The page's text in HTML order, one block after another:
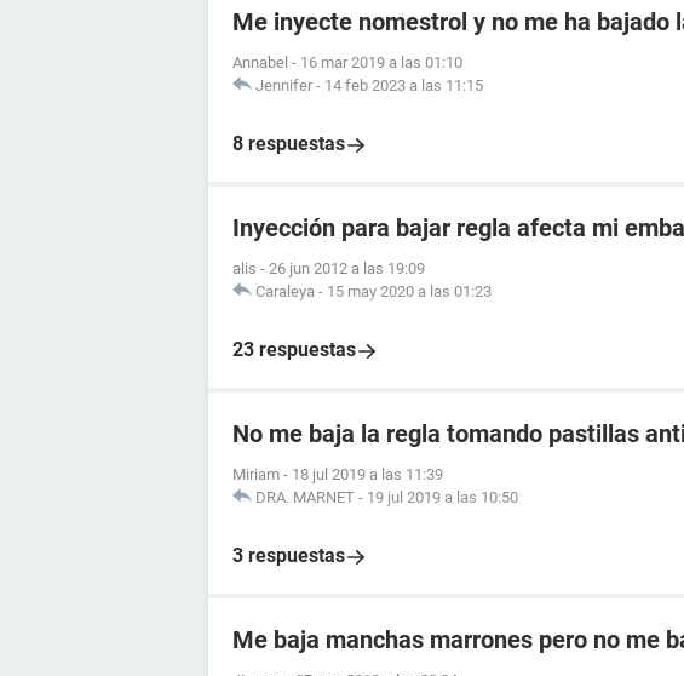
Me inyecte nomestrol y no me ha bajado
Annabel - 16 mar 2019 a las 01:10
Jennifer - 14 feb 2023 a las 11:15
8 respuestas
Inyección para bajar regla afecta mi
alis - 26 jun 2012 a las 19:09
Caraleya - 15 may 2020 a las 01:23
23 respuestas
No me baja la regla tomando pastillas
Miriam - 18 jul 2019 a las 11:39
DRA. MARNET - 19 jul 2019 a las 10:50
3 respuestas
Me baja manchas marrones pero no me